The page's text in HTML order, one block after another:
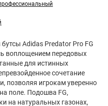
Adidas Predator Pro FG
воплощением передовых
для истинных
сочетание
позволяя игрокам уверенно
поле. Подошва FG,
на натуральных газонах,